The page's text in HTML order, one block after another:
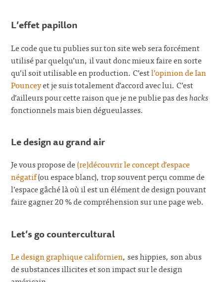
L’effet papillon
Le code que tu publies sur ton site web sera forcément
utilisé par quelqu’un, il vaut donc mieux faire en sorte
qu’il soit utilisable en production. C’estl’opinion de Ian
Pounceyet je suis totalement d’accord avec lui. C’est
d’ailleurs pour cette raison que je ne publie pas deshacks
fonctionnels mais bien dégueulasses.
Le design au grand air
Je vous propose de(re)découvrir le concept d’espace
négatif(ou espace blanc), trop souvent perçu comme de
l’espace gâché là où il est un élément de design pouvant
faire gagner 20 % de compréhension sur une page web.
Let’s go countercultural
Le design graphique californien, ses hippies, son abus
de substances illicites et son impact sur le design